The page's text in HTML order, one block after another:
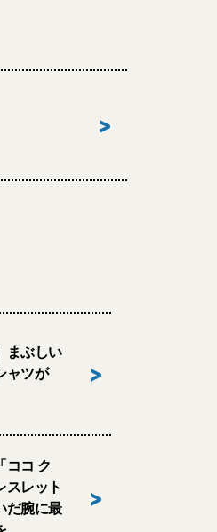
>
まぶしい
ャツが
>
ココ ク
スレット
だ腕に最
>